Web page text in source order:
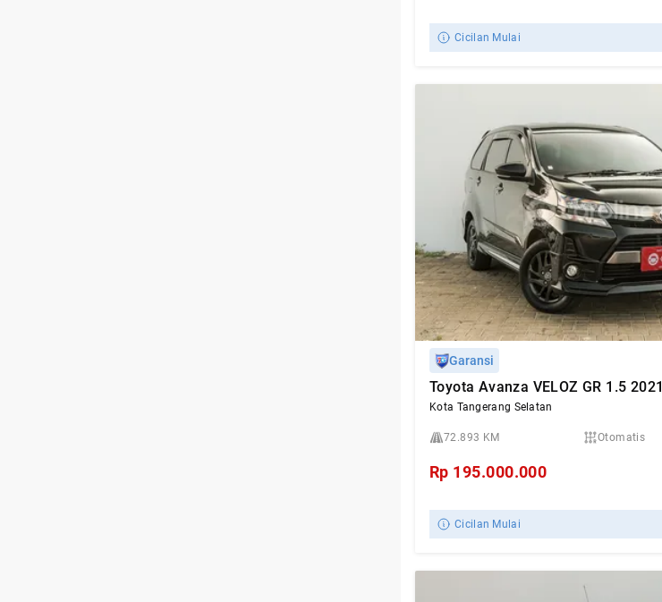
Cicilan Mulai
Garansi
Toyota Avanza VELOZ GR 1.5 2021
Kota Tangerang Selatan
72.893 KM Otomatis
Rp 195.000.000
Cicilan Mulai